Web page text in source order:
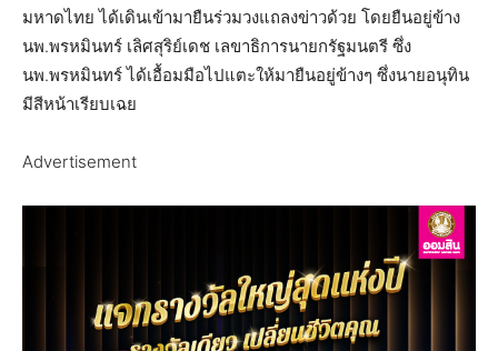
มหาดไทย ได้เดินเข้ามายืนร่วมวงแถลงข่าวด้วย โดยยืนอยู่ข้าง
นพ.พรหมินทร์ เลิศสุริย์เดช เลขาธิการนายกรัฐมนตรี ซึ่ง
นพ.พรหมินทร์ ได้เอื้อมมือไปแตะให้มายืนอยู่ข้างๆ ซึ่งนายอนุทิน
มีสีหน้าเรียบเฉย
Advertisement